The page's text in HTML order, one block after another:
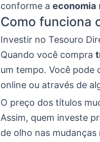
conforme a economia
Como funciona
Investir no Tesouro
Quando você compra
um tempo. Você pode
online ou através de
O preço dos títulos
Assim, quem investe
de olho nas mudanças